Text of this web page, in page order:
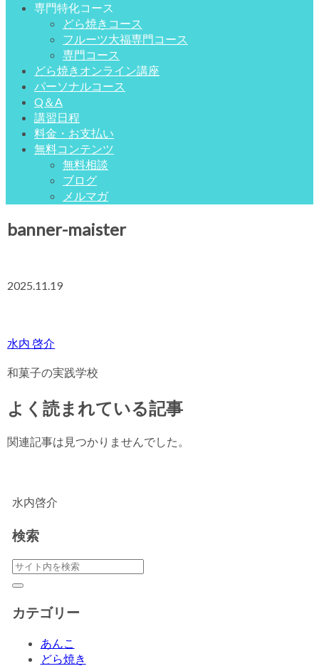
専門特化コース
どら焼きコース
フルーツ大福専門コース
専門コース
どら焼きオンライン講座
パーソナルコース
Q＆A
講習日程
料金・お支払い
無料コンテンツ
無料相談
ブログ
メルマガ
banner-maister
2025.11.19
水内 啓介
和菓子の実践学校
よく読まれている記事
関連記事は見つかりませんでした。
水内啓介
検索
カテゴリー
あんこ
どら焼き